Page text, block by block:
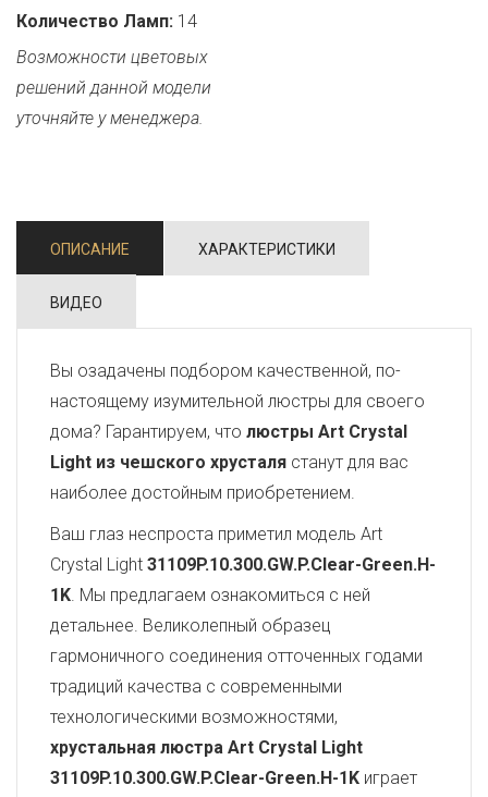
Количество Ламп: 14
Возможности цветовых
решений данной модели
уточняйте у менеджера.
ОПИСАНИЕ ХАРАКТЕРИСТИКИ
ВИДЕО
Вы озадачены подбором качественной, по-
настоящему изумительной люстры для своего
дома? Гарантируем, что люстры Art Crystal
Light из чешского хрусталя станут для вас
наиболее достойным приобретением.
Ваш глаз неспроста приметил модель Art
Crystal Light 31109P.10.300.GW.P.Clear-Green.H-
1K. Мы предлагаем ознакомиться с ней
детальнее. Великолепный образец
гармоничного соединения отточенных годами
традиций качества с современными
технологическими возможностями,
хрустальная люстра Art Crystal Light
31109P.10.300.GW.P.Clear-Green.H-1K играет